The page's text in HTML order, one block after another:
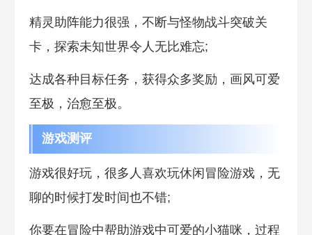
精灵助阵能力很强，不断与怪物战斗突破关
卡，探索未知世界令人无比难忘;
达成各种目标任务，获得众多奖励，画风可爱
至极，治愈至极。
游戏测评
游戏很好玩，很多人喜欢玩休闲冒险游戏，无
聊的时候打发时间也不错;
你要在冒险中帮助游戏中可爱的小猫咪，过程